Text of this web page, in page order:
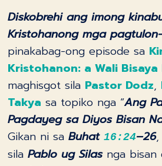
Diskobrehi ang imong
Kristohanong mga
pinakabag-ong episode sa
Kristohanon: a Wali Bisaya
maghisgot sila Pastor Dodz,
Takya sa topiko nga “Ang
Pagdayeg sa Diyos Bisan
Gikan ni saBuhat16:24–26
silaPablo ug Silasnga bisan